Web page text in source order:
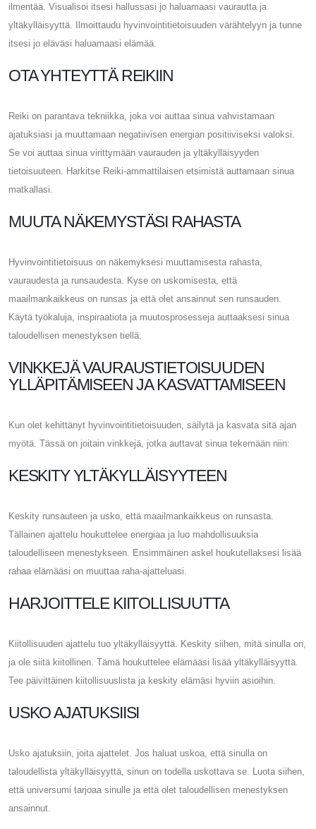
ilmentää. Visualisoi itsesi hallussasi jo haluamaasi vaurautta ja
yltäkylläisyyttä. Ilmoittaudu hyvinvointitietoisuuden värähtelyyn ja tunne
itsesi jo eläväsi haluamaasi elämää.
OTA YHTEYTTÄ REIKIIN
Reiki on parantava tekniikka, joka voi auttaa sinua vahvistamaan
ajatuksiasi ja muuttamaan negatiivisen energian positiiviseksi valoksi.
Se voi auttaa sinua virittymään vaurauden ja yltäkylläisyyden
tietoisuuteen. Harkitse Reiki-ammattilaisen etsimistä auttamaan sinua
matkallasi.
MUUTA NÄKEMYSTÄSI RAHASTA
Hyvinvointitietoisuus on näkemyksesi muuttamisesta rahasta,
vauraudesta ja runsaudesta. Kyse on uskomisesta, että
maailmankaikkeus on runsas ja että olet ansainnut sen runsauden.
Käytä työkaluja, inspiraatiota ja muutosprosesseja auttaaksesi sinua
taloudellisen menestyksen tiellä.
VINKKEJÄ VAURAUSTIETOISUUDEN
YLLÄPITÄMISEEN JA KASVATTAMISEEN
Kun olet kehittänyt hyvinvointitietoisuuden, säilytä ja kasvata sitä ajan
myötä. Tässä on joitain vinkkejä, jotka auttavat sinua tekemään niin:
KESKITY YLTÄKYLLÄISYYTEEN
Keskity runsauteen ja usko, että maailmankaikkeus on runsasta.
Tällainen ajattelu houkuttelee energiaa ja luo mahdollisuuksia
taloudelliseen menestykseen. Ensimmäinen askel houkutellaksesi lisää
rahaa elämääsi on muuttaa raha-ajatteluasi.
HARJOITTELE KIITOLLISUUTTA
Kiitollisuuden ajattelu tuo yltäkylläisyyttä. Keskity siihen, mitä sinulla on,
ja ole siitä kiitollinen. Tämä houkuttelee elämääsi lisää yltäkylläisyyttä.
Tee päivittäinen kiitollisuuslista ja keskity elämäsi hyviin asioihin.
USKO AJATUKSIISI
Usko ajatuksiin, joita ajattelet. Jos haluat uskoa, että sinulla on
taloudellista yltäkylläisyyttä, sinun on todella uskottava se. Luota siihen,
että universumi tarjoaa sinulle ja että olet taloudellisen menestyksen
ansainnut.